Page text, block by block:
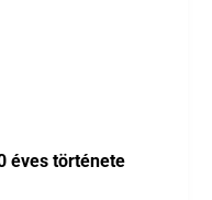
éves története